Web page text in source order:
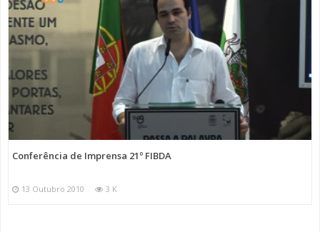
Conferência de Imprensa 21º FIBDA
13 Outubro 2010 3 K